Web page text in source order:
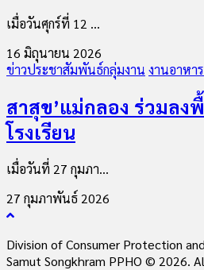
เมื่อวันศุกร์ที่ 12 ...
16 มิถุนายน 2026
ข่าวประชาสัมพันธ์กลุ่มงาน งานอาหาร
สาสุข’แม่กลอง ร่วมล
โรงเรียน
เมื่อวันที่ 27 กุมภา...
27 กุมภาพันธ์ 2026
Division of Consumer Protection
Samut Songkhram PPHO © 2026.